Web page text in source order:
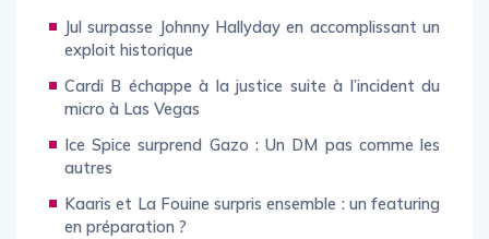
Jul surpasse Johnny Hallyday en accomplissant un
exploit historique
Cardi B échappe à la justice suite à l’incident du
micro à Las Vegas
Ice Spice surprend Gazo : Un DM pas comme les
autres
Kaaris et La Fouine surpris ensemble : un featuring
en préparation ?